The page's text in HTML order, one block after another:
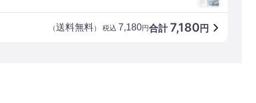
合計7,180円
（送料無料） 税込 7,180円